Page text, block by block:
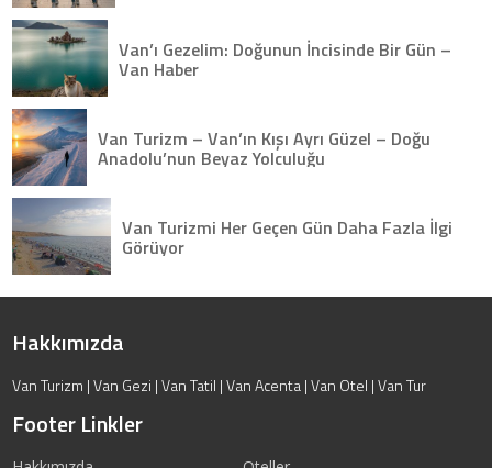
Van’ı Gezelim: Doğunun İncisinde Bir Gün –
Van Haber
Van Turizm – Van’ın Kışı Ayrı Güzel – Doğu
Anadolu’nun Beyaz Yolculuğu
Van Turizmi Her Geçen Gün Daha Fazla İlgi
Görüyor
Hakkımızda
Van Turizm | Van Gezi | Van Tatil | Van Acenta | Van Otel | Van Tur
Footer Linkler